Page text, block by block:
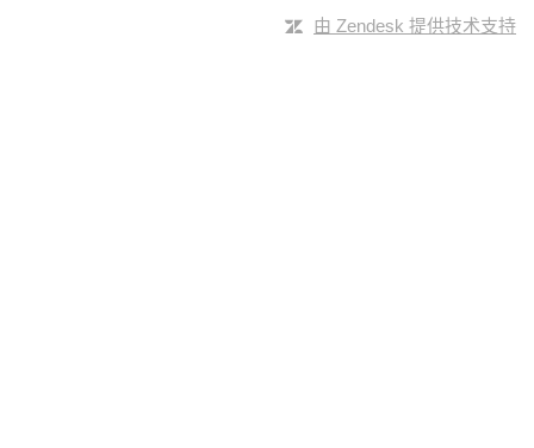
由 Zendesk 提供技术支持